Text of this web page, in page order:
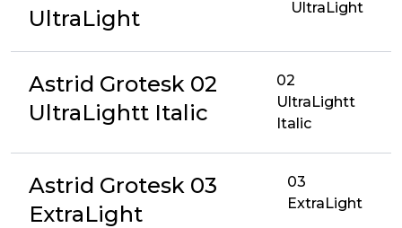
UltraLight
UltraLight
Astrid Grotesk 02
UltraLightt Italic
02
UltraLightt
Italic
Astrid Grotesk 03
ExtraLight
03
ExtraLight